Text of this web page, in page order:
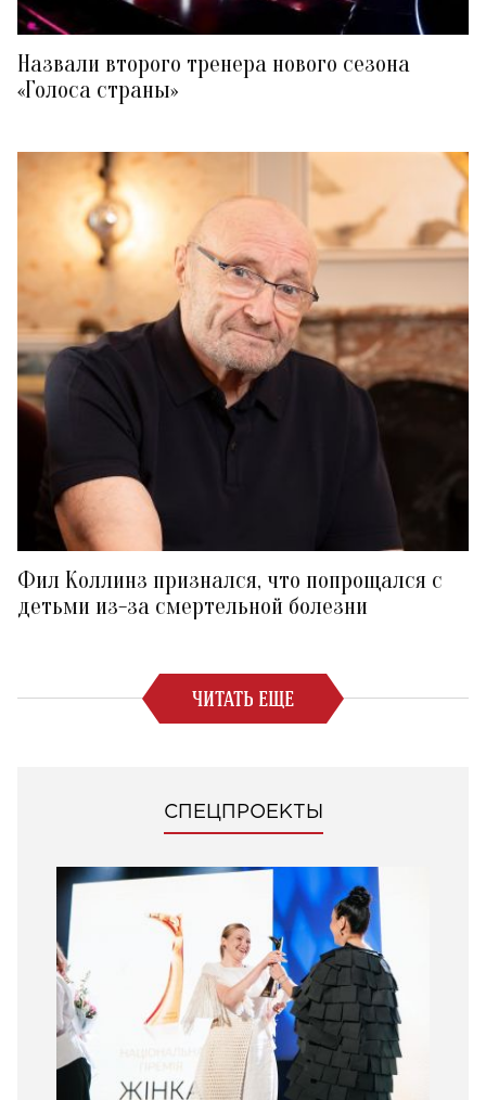
Назвали второго тренера нового сезона
«Голоса страны»
Фил Коллинз признался, что попрощался с
детьми из-за смертельной болезни
ЧИТАТЬ ЕЩЕ
СПЕЦПРОЕКТЫ